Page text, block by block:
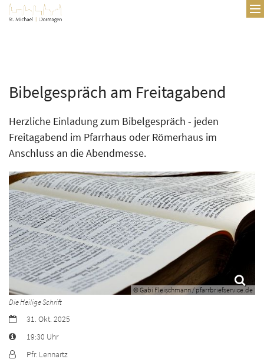
Zum Inhalt springen
Bibelgespräch am Freitagabend
Herzliche Einladung zum Bibelgespräch - jeden
Freitagabend im Pfarrhaus oder Römerhaus im
Anschluss an die Abendmesse.
© Gabi Fleischmann / pfarrbriefservice.de
Die Heilige Schrift
Datum:31. Okt. 2025
Art bzw. Nummer:
19:30 Uhr
Von:
Pfr. Lennartz